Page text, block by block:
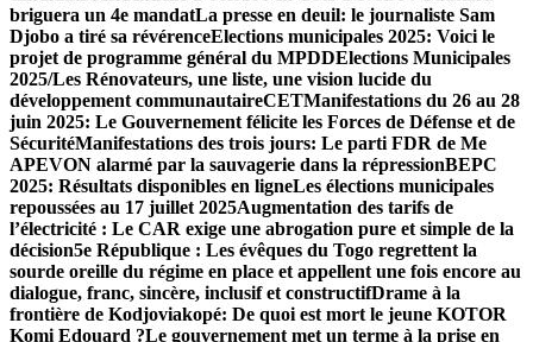
briguera un 4e mandatLa presse en deuil: le journaliste Sam
Djobo a tiré sa révérenceElections municipales 2025: Voici le
projet de programme général du MPDDElections Municipales
2025/Les Rénovateurs, une liste, une vision lucide du
développement communautaireCETManifestations du 26 au 28
juin 2025: Le Gouvernement félicite les Forces de Défense et de
SécuritéManifestations des trois jours: Le parti FDR de Me
APEVON alarmé par la sauvagerie dans la répressionBEPC
2025: Résultats disponibles en ligneLes élections municipales
repoussées au 17 juillet 2025Augmentation des tarifs de
l’électricité : Le CAR exige une abrogation pure et simple de la
décision5e République : Les évêques du Togo regrettent la
sourde oreille du régime en place et appellent une fois encore au
dialogue, franc, sincère, inclusif et constructifDrame à la
frontière de Kodjoviakopé: De quoi est mort le jeune KOTOR
Komi Edouard ?Le gouvernement met un terme à la prise en